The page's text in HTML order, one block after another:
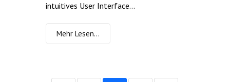
intuitives User Interface...
Mehr Lesen…